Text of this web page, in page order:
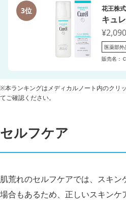
3位 花王株
キュ
¥2,090
医薬部外
販売名：
※本ランキングはメディカルノート内のクリ
てご確認ください。
セルフケア
肌荒れのセルフケアでは、スキ
場合もあるため、正しいスキンケ